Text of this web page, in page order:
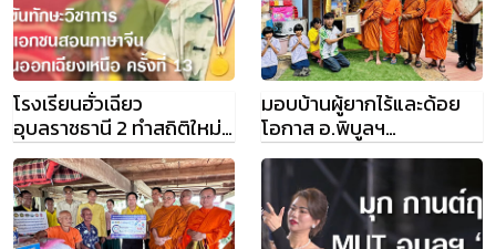
โรงเรียนฮั่วเฉียว
อุบลราชธานี 2 ทำสถิติใหม่
กวาด 10 เหรียญทอง
มอบบ้านผู้ยากไร้และด้อย
โอกาส อ.พิบูลฯ
อุบลราชธานี